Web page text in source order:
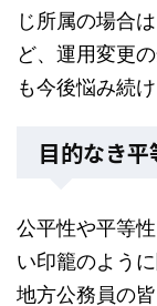
じ所属の場合
ど、運用変更
も今後悩み続
目的なき
公平性や平等
い印籠のよう
地方公務員の